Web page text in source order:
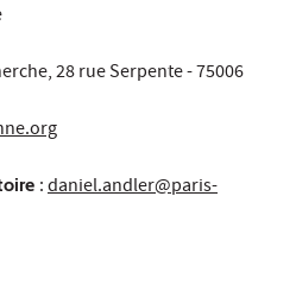
28 rue Serpente - 75006
:daniel.andler@paris-